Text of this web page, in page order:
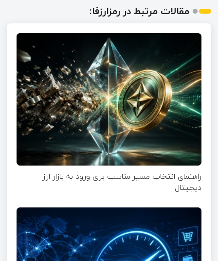
مقالات مرتبط در رمزارزفا:
راهنمای انتخاب مسیر مناسب برای ورود به بازار ارز
دیجیتال